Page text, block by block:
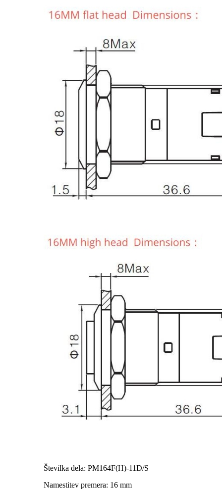
Številka dela: PM164F(H)-11D/S
Namestitev premera: 16 mm